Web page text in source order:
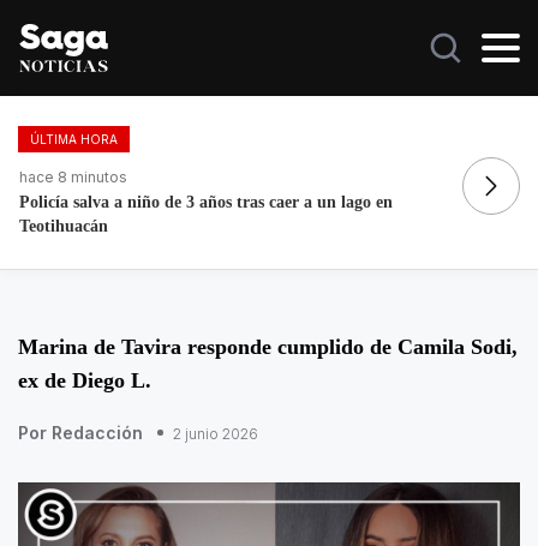
ÚLTIMA HORA
hace 4 días, 2 horas
Fortalece la economía circular; recupera 30 toneladas de
residuos
Marina de Tavira responde cumplido de Camila Sodi,
ex de Diego L.
Por Redacción 2 junio 2026